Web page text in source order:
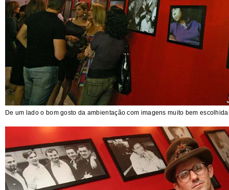
De um lado o bom gosto da ambientação com imagens muito bem